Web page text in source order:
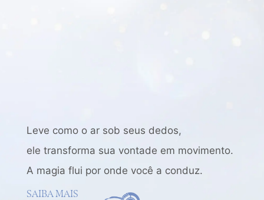
Leve como o ar sob seus dedos,
ele transforma sua vontade em movimento.
A magia flui por onde você a conduz.
SAIBA MAIS